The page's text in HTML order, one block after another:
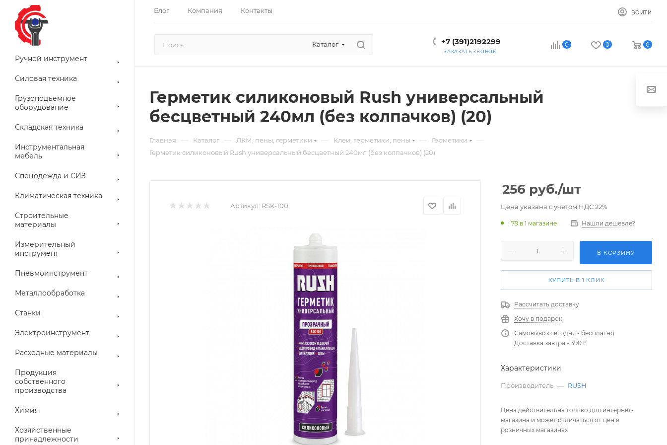
Блог Компания Контакты ВОЙТИ
Каталог +7 (391)2192299
ЗАКАЗАТЬ ЗВОНОК
0 0 0
Ручной инструмент
Силовая техника
Грузоподъемное
оборудование
Складская техника
Инструментальная
мебель
Спецодежда и СИЗ
Климатическая техника
Строительные
материалы
Измерительный
инструмент
Пневмоинструмент
Металлообработка
Станки
Электроинструмент
Расходные материалы
Продукция
собственного
производства
Химия
Хозяйственные
принадлежности
Герметик силиконовый Rush универсальный
бесцветный 240мл (без колпачков) (20)
Главная — Каталог — ЛКМ, пены, герметики — Клеи, герметики, пены — Герметики —
Герметик силиконовый Rush универсальный бесцветный 240мл (без колпачков) (20)
Артикул: RSK-100
256 руб./шт
Цена указана с учетом НДС 22%
: 79 в 1 магазине Нашли дешевле?
В КОРЗИНУ
КУПИТЬ В 1 КЛИК
Рассчитать доставку
Хочу в подарок
Самовывоз сегодня - бесплатно
Доставка завтра - 390 ₽
Характеристики
Производитель — RUSH
Цена действительна только для интернет-
магазина и может отличаться от цен в
розничных магазинах